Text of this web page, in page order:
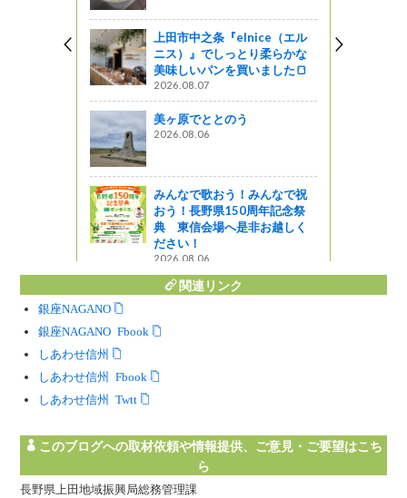
上田市中之条『elnice（エル
ニス）』でしっとり柔らかな
美味しいパンを買いました🍞
2026.08.07
美ヶ原でととのう
2026.08.06
みんなで歌おう！みんなで祝
おう！長野県150周年記念祭
典 東信会場へ是非お越しく
ださい！
2026.08.06
関連リンク
銀座NAGANO
銀座NAGANO Facebook
しあわせ信州
しあわせ信州 Facebook
しあわせ信州 Twitter
このブログへの取材依頼や情報提供、ご意見・ご要望はこち
ら
長野県上田地域振興局総務管理課